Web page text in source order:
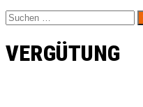
Suchen
nach:
VERGÜTUNG